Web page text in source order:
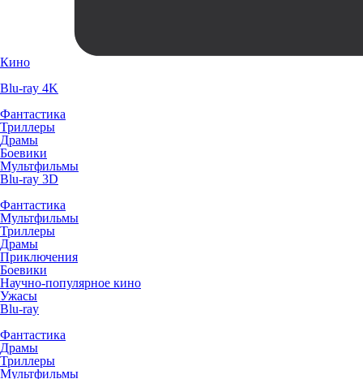
Кино
Blu-ray 4K
Фантастика
Триллеры
Драмы
Боевики
Мультфильмы
Blu-ray 3D
Фантастика
Мультфильмы
Триллеры
Драмы
Приключения
Боевики
Научно-популярное кино
Ужасы
Blu-ray
Фантастика
Драмы
Триллеры
Мультфильмы